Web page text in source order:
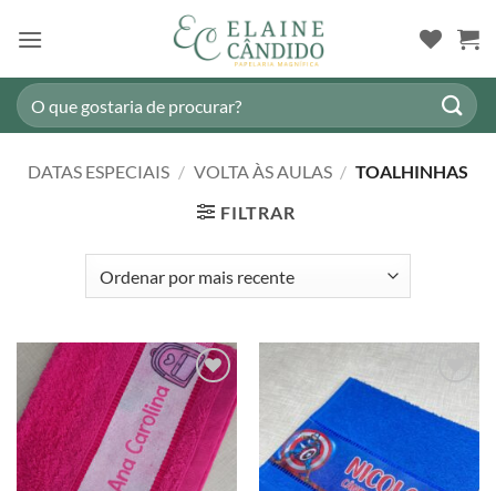
Pesquisar
por:
DATAS ESPECIAIS / VOLTA ÀS AULAS / TOALHINHAS
FILTRAR
Adicionar
a lista de
desejos
Adicionar
a lista de
desejos